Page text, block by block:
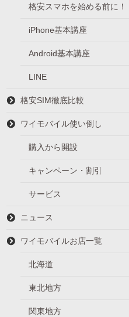
格安スマホを始める前に！
iPhone基本講座
Android基本講座
LINE
格安SIM徹底比較
ワイモバイル使い倒し
購入から開設
キャンペーン・割引
サービス
ニュース
ワイモバイルお店一覧
北海道
東北地方
関東地方